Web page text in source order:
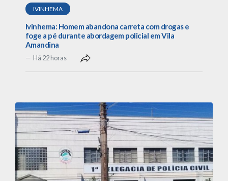
IVINHEMA
Ivinhema: Homem abandona carreta com drogas e
foge a pé durante abordagem policial em Vila
Amandina
Há 22 horas